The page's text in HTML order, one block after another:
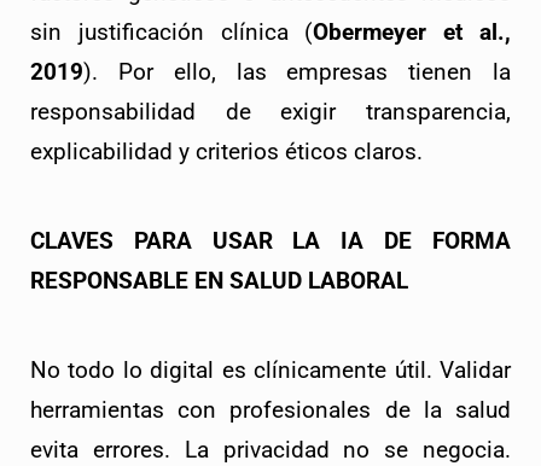
sin justificación clínica (Obermeyer et al.,
2019). Por ello, las empresas tienen la
responsabilidad de exigir transparencia,
explicabilidad y criterios éticos claros.
CLAVES PARA USAR LA IA DE FORMA
RESPONSABLE EN SALUD LABORAL
No todo lo digital es clínicamente útil. Validar
herramientas con profesionales de la salud
evita errores. La privacidad no se negocia.